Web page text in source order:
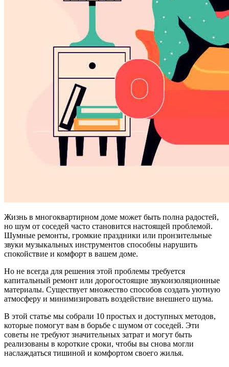
Жизнь в многоквартирном доме может быть полна радостей,
но шум от соседей часто становится настоящей проблемой.
Шумные ремонты, громкие праздники или пронзительные
звуки музыкальных инструментов способны нарушить
спокойствие и комфорт в вашем доме.
Но не всегда для решения этой проблемы требуется
капитальный ремонт или дорогостоящие звукоизоляционные
материалы. Существует множество способов создать уютную
атмосферу и минимизировать воздействие внешнего шума.
В этой статье мы собрали 10 простых и доступных методов,
которые помогут вам в борьбе с шумом от соседей. Эти
советы не требуют значительных затрат и могут быть
реализованы в короткие сроки, чтобы вы снова могли
наслаждаться тишиной и комфортом своего жилья.